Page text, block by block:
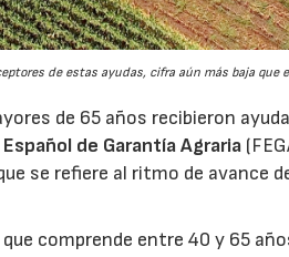
de estas ayudas, cifra aún más baja que
de 65 años recibieron
Español de Garantía Agraria
se refiere al ritmo de avance
comprende entre 40 y 65